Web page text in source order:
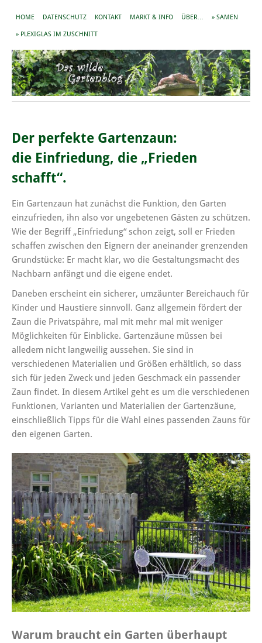
HOME DATENSCHUTZ KONTAKT MARKT & INFO ÜBER… » SAMEN
» PLEXIGLAS IM ZUSCHNITT
Der perfekte Gartenzaun:
die Einfriedung, die „Frieden
schafft“.
Ein Gartenzaun hat zunächst die Funktion, den Garten
einzufrieden, ihn also vor ungebetenen Gästen zu schützen.
Wie der Begriff „Einfriedung“ schon zeigt, soll er Frieden
schaffen zwischen den Eignern der aneinander grenzenden
Grundstücke: Er macht klar, wo die Gestaltungsmacht des
Nachbarn anfängt und die eigene endet.
Daneben erscheint ein sicherer, umzäunter Bereichauch für
Kinder und Haustiere sinnvoll. Ganz allgemein fördert der
Zaun die Privatspähre, mal mit mehr mal mit weniger
Möglichkeiten für Einblicke. Gartenzäune müssen bei
alledem nicht langweilig aussehen. Sie sind in
verschiedenen Materialien und Größen erhältlich, so dass
sich für jeden Zweck und jeden Geschmack ein passender
Zaun findet. In diesem Artikel geht es um die verschiedenen
Funktionen, Varianten und Materialien der Gartenzäune,
einschließlich Tipps für die Wahl eines passenden Zauns für
den eigenen Garten.
Warum braucht ein Garten überhaupt